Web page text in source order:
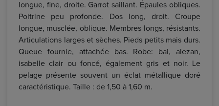
longue, fine, droite. Garrot saillant. Épaules obliques.
Poitrine peu profonde. Dos long, droit. Croupe
longue, musclée, oblique. Membres longs, résistants.
Articulations larges et sèches. Pieds petits mais durs.
Queue fournie, attachée bas. Robe: bai, alezan,
isabelle clair ou foncé, également gris et noir. Le
pelage présente souvent un éclat métallique doré
caractéristique. Taille : de 1,50 à 1,60 m.